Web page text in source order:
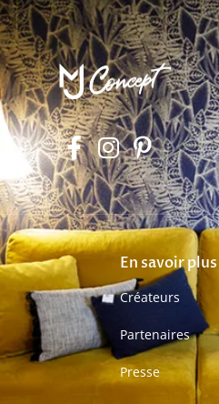
En savoir plus
Créateurs
Partenaires
Presse